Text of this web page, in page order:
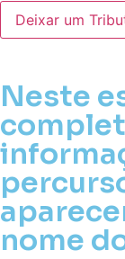
Deixar um
Neste
nome